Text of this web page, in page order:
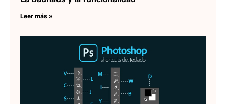
Leer más »